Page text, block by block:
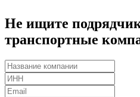
Не ищите
транспортные